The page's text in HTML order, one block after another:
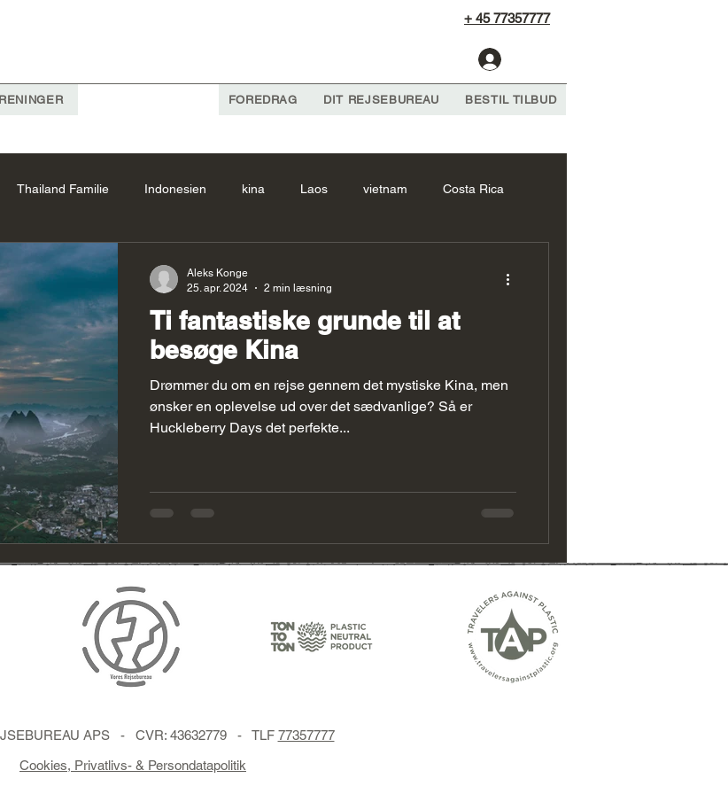
+ 45 77357777
FOREDRAG DIT REJSEBUREAU BESTIL TILBUD
Thailand Familie Indonesien kina Laos vietnam Costa Rica
Vietnam Forslag
Costa Rica Forslag Bhutan Forslag Laos forslag Sri Lanka Forslag
Peru Forslag colombia Colombia Forslag Canada Forslag
Ti fantastiske grunde til at
besøge Kina
Drømmer du om en rejse gennem det mystiske Kina, men
ønsker en oplevelse ud over det sædvanlige? Så er
Huckleberry Days det perfekte...
Aleks Konge
25. apr. 2024
2 min læsning
APS - CVR: 43632779 - TLF 77357777
Cookies, Privatlivs- & Persondatapolitik